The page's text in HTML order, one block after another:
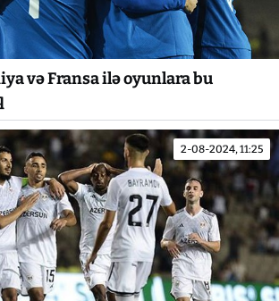
və Fransa ilə oyunlara bu
2-08-2024, 11:25